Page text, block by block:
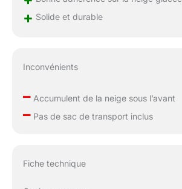
+ Solide et durable
Inconvénients
–Accumulent de la neige sous l’avant
–Pas de sac de transport inclus
Fiche technique